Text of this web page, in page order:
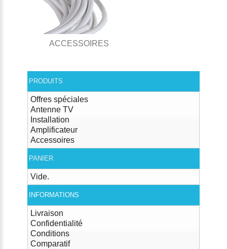
ACCESSOIRES
PRODUITS
Offres spéciales
Antenne TV
Installation
Amplificateur
Accessoires
PANIER
Vide.
INFORMATIONS
Livraison
Confidentialité
Conditions
Comparatif